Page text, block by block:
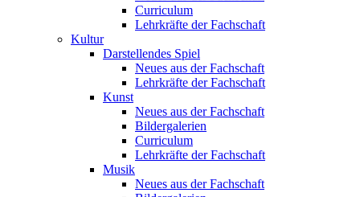
Curriculum
Lehrkräfte der Fachschaft
Kultur
Darstellendes Spiel
Neues aus der Fachschaft
Lehrkräfte der Fachschaft
Kunst
Neues aus der Fachschaft
Bildergalerien
Curriculum
Lehrkräfte der Fachschaft
Musik
Neues aus der Fachschaft